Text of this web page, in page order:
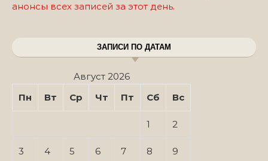
анонсы всех записей за этот день.
ЗАПИСИ ПО ДАТАМ
Август 2026
Пн
Вт Ср Чт Пт Сб Вс
1 2
3 4 5 6 7 8 9